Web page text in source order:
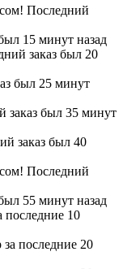
Последний
15 минут назад
заказ был 20
был 25 минут
был 35 минут
заказ был 40
Последний
55 минут назад
последние 10
последние 20